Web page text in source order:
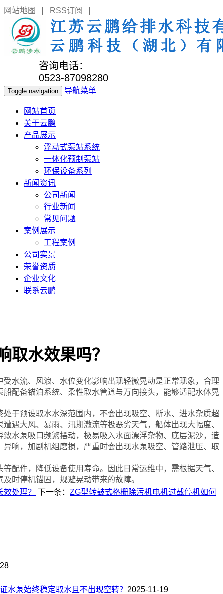
网站地图 RSS订阅
咨询电话：
0523-87098280
Toggle navigation 导航菜单
网站首页
关于云鹏
产品展示
浮动式泵站系统
一体化预制泵站
环保设备系列
新闻资讯
公司新闻
行业新闻
常见问题
案例展示
工程案例
公司实景
荣誉资质
企业文化
联系云鹏
取水效果吗？
流、风浪、水位变化影响出现轻微晃动是正常现象，合理
配备锚泊系统、柔性取水管道与万向接头，能够适配水体晃
预设取水水深范围内，不会出现吸空、断水、进水杂质超
遇大风、暴雨、汛期激流等极恶劣天气，船体出现大幅度、
水泵吸口频繁摆动，极易吸入水面漂浮杂物、底层泥沙，造
响，加剧机组磨损，严重时会出现水泵吸空、管路泄压、取
件，降低设备使用寿命。因此日常运维中，需根据天气、
时停机锚固，规避晃动带来的故障。
处理？
下一条： ZG型转鼓式格栅除污机电机过载停机如何
水泵始终稳定取水且不出现空转？ 2025-11-19